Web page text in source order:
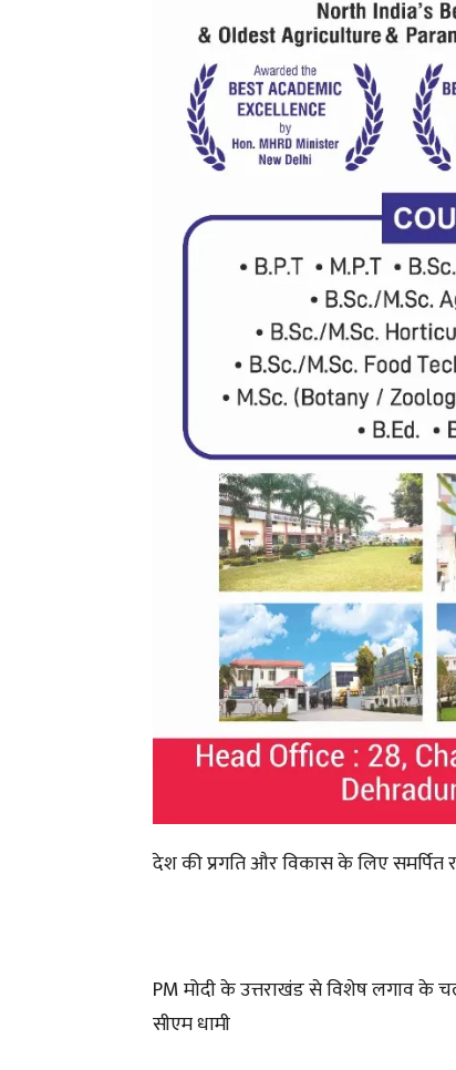
देश की प्रगति और विकास के लिए समर्पित
PM मोदी के उत्तराखंड से विशेष लगाव के
सीएम धामी